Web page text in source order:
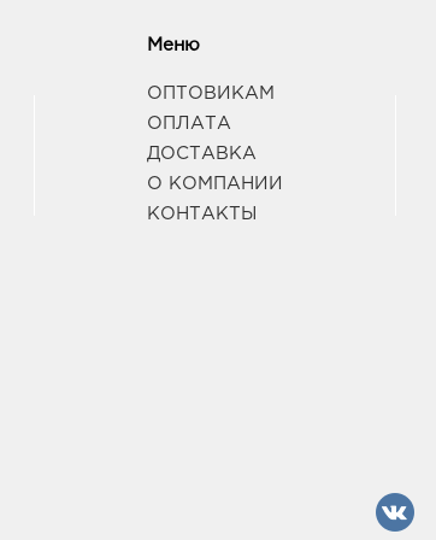
Меню
ОПТОВИКАМ
ОПЛАТА
ДОСТАВКА
О КОМПАНИИ
КОНТАКТЫ